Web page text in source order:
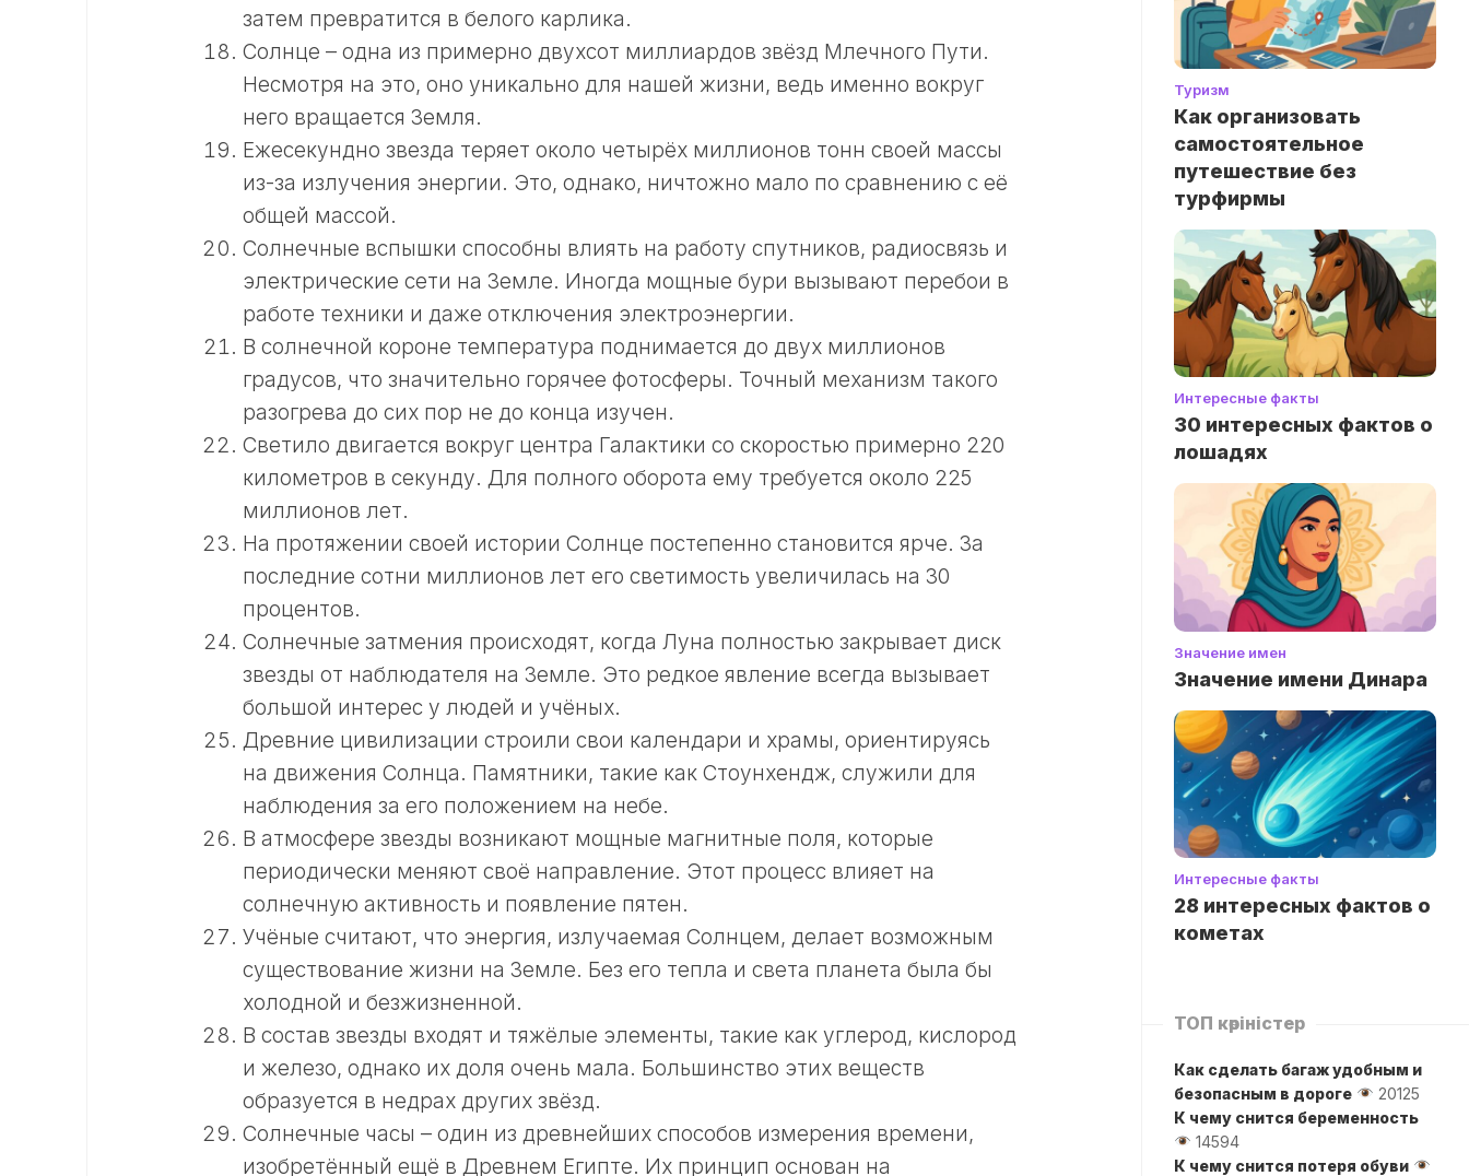
затем превратится в белого карлика.
Солнце – одна из примерно двухсот миллиардов звёзд Млечного Пути.
Несмотря на это, оно уникально для нашей жизни, ведь именно вокруг
него вращается Земля.
Ежесекундно звезда теряет около четырёх миллионов тонн своей массы
из-за излучения энергии. Это, однако, ничтожно мало по сравнению с её
общей массой.
Солнечные вспышки способны влиять на работу спутников, радиосвязь и
электрические сети на Земле. Иногда мощные бури вызывают перебои в
работе техники и даже отключения электроэнергии.
В солнечной короне температура поднимается до двух миллионов
градусов, что значительно горячее фотосферы. Точный механизм такого
разогрева до сих пор не до конца изучен.
Светило двигается вокруг центра Галактики со скоростью примерно 220
километров в секунду. Для полного оборота ему требуется около 225
миллионов лет.
На протяжении своей истории Солнце постепенно становится ярче. За
последние сотни миллионов лет его светимость увеличилась на 30
процентов.
Солнечные затмения происходят, когда Луна полностью закрывает диск
звезды от наблюдателя на Земле. Это редкое явление всегда вызывает
большой интерес у людей и учёных.
Древние цивилизации строили свои календари и храмы, ориентируясь
на движения Солнца. Памятники, такие как Стоунхендж, служили для
наблюдения за его положением на небе.
В атмосфере звезды возникают мощные магнитные поля, которые
периодически меняют своё направление. Этот процесс влияет на
солнечную активность и появление пятен.
Учёные считают, что энергия, излучаемая Солнцем, делает возможным
существование жизни на Земле. Без его тепла и света планета была бы
холодной и безжизненной.
В состав звезды входят и тяжёлые элементы, такие как углерод, кислород
и железо, однако их доля очень мала. Большинство этих веществ
образуется в недрах других звёзд.
Солнечные часы – один из древнейших способов измерения времени,
изобретённый ещё в Древнем Египте. Их принцип основан на
Туризм
Как организовать
самостоятельное
путешествие без
турфирмы
Интересные факты
30 интересных фактов о
лошадях
Значение имен
Значение имени Динара
Интересные факты
28 интересных фактов о
кометах
ТОП көріністер
Как сделать багаж удобным и
безопасным в дороге
20125
К чему снится беременность
14594
К чему снится потеря обуви